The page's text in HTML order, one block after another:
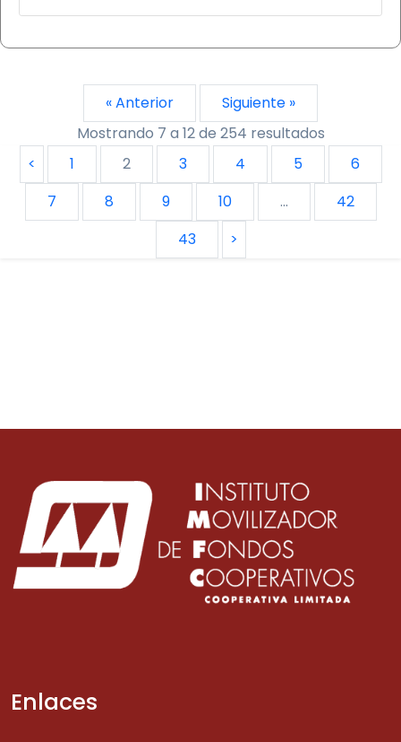
« Anterior
Siguiente »
Mostrando 7 a 12de 254 resultados
<
1 2 3 4 5
6
7
8 9 10 ...
42
43
>
Enlaces